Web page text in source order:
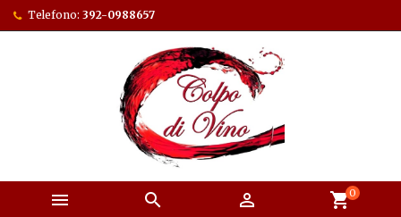
Telefono: 392-0988657
   shopping_cart0